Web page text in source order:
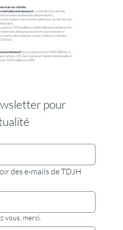
et de vos libertés.
, se font dans le cadre des
le formulaire de demande d'information(s).
informations concernant les utilisateurs du site Internet,
don).
janvier 1978 modifiée en 2004, l’utilisateur bénéficie d’un
droit qu’il peut exercer à tout moment en
sa demande par courrier, à l’adresse suivante :
est encadré par la loi n° 2004-2005 du 21
l’article L.335-2 du Code de la Propriété Intellectuelle, et
1978 modifiée en 2004.
pour
des e-mails de TDJH
vous, merci.